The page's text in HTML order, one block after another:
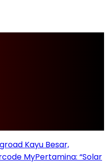
Kayu Besar,
MyPertamina: “Solar